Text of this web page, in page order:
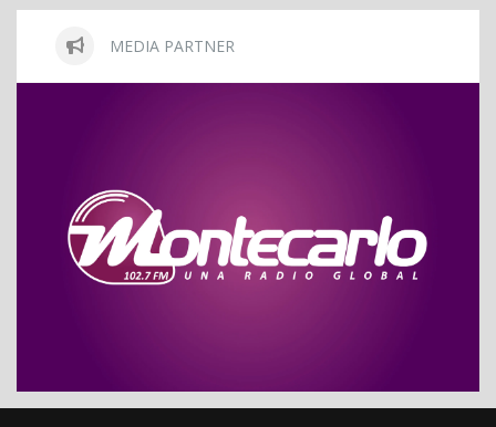
MEDIA PARTNER